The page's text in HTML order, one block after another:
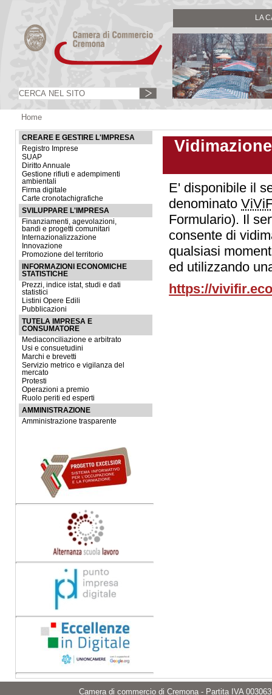
LA
Home
CREARE E GESTIRE L'IMPRESA
Registro Imprese
SUAP
Diritto Annuale
Gestione rifiuti e adempimenti
ambientali
Firma digitale
Carte cronotachigrafiche
SVILUPPARE L'IMPRESA
Finanziamenti, agevolazioni,
bandi e progetti comunitari
Internazionalizzazione
Innovazione
Promozione del territorio
INFORMAZIONI ECONOMICHE
STATISTICHE
Prezzi, indice istat, studi e dati
statistici
Listini Opere Edili
Pubblicazioni
TUTELA IMPRESA E
CONSUMATORE
Mediaconciliazione e arbitrato
Usi e consuetudini
Marchi e brevetti
Servizio metrico e vigilanza del
mercato
Protesti
Operazioni a premio
Ruolo periti ed esperti
AMMINISTRAZIONE
Amministrazione trasparente
E' disponibile il
denominato
Formulario). Il
consente di
qualsiasi
ed utilizzando
https://
Camera di commercio di Cremona - Partita IVA